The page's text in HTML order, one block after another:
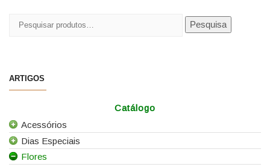
Pesquisar
Pesquisa
ARTIGOS
Catálogo
Acessórios
Todos os Acessórios
Alfinetes
Dias Especiais
25 de Abril
Flores